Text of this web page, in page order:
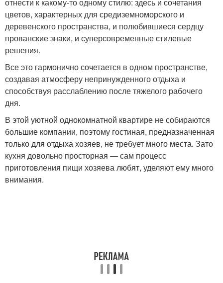
цветов, характерных для средиземноморского и
деревенского пространства, и полюбившиеся сердцу
прованские знаки, и суперсовременные стилевые
решения.
Все это гармонично сочетается в одном пространстве,
создавая атмосферу непринужденного отдыха и
способствуя расслаблению после тяжелого рабочего
дня.
В этой уютной однокомнатной квартире не собираются
большие компании, поэтому гостиная, предназначенная
только для отдыха хозяев, не требует много места. Зато
кухня довольно просторная — сам процесс
приготовления пищи хозяева любят, уделяют ему много
внимания.